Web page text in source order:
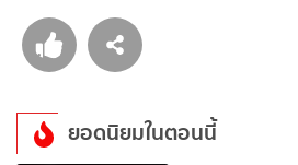
ยอดนิยมในตอนนี้